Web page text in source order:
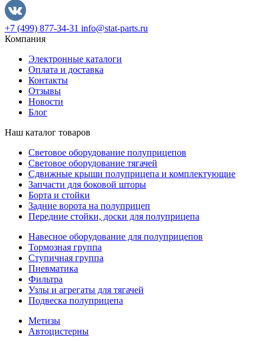
+7 (499) 877-34-31 info@stat-parts.ru
Компания
Электронные каталоги
Оплата и доставка
Контакты
Отзывы
Новости
Блог
Наш каталог товаров
Световое оборудование полуприцепов
Световое оборудование тягачей
Сдвижные крыши полуприцепа и комплектующие
Запчасти для боковой шторы
Борта и стойки
Задние ворота на полуприцеп
Передние стойки, доски для полуприцепа
Навесное оборудование для полуприцепов
Тормозная группа
Ступичная группа
Пневматика
Фильтра
Узлы и агрегаты для тягачей
Подвеска полуприцепа
Метизы
Автоцистерны